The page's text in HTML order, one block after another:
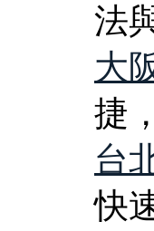
法
大
捷
台
快